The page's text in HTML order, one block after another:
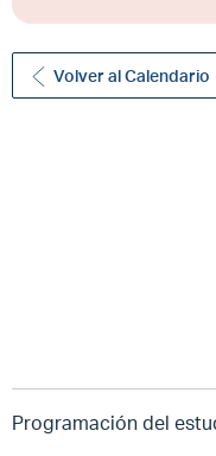
Volver al Calendario
Programación del